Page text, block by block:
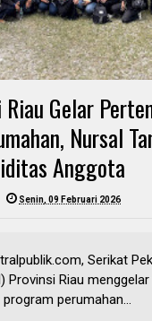
Gelar
Nursal
Anggota
Senin, 09 Februari 2026
Serikat
Provinsi Riau
perumahan...